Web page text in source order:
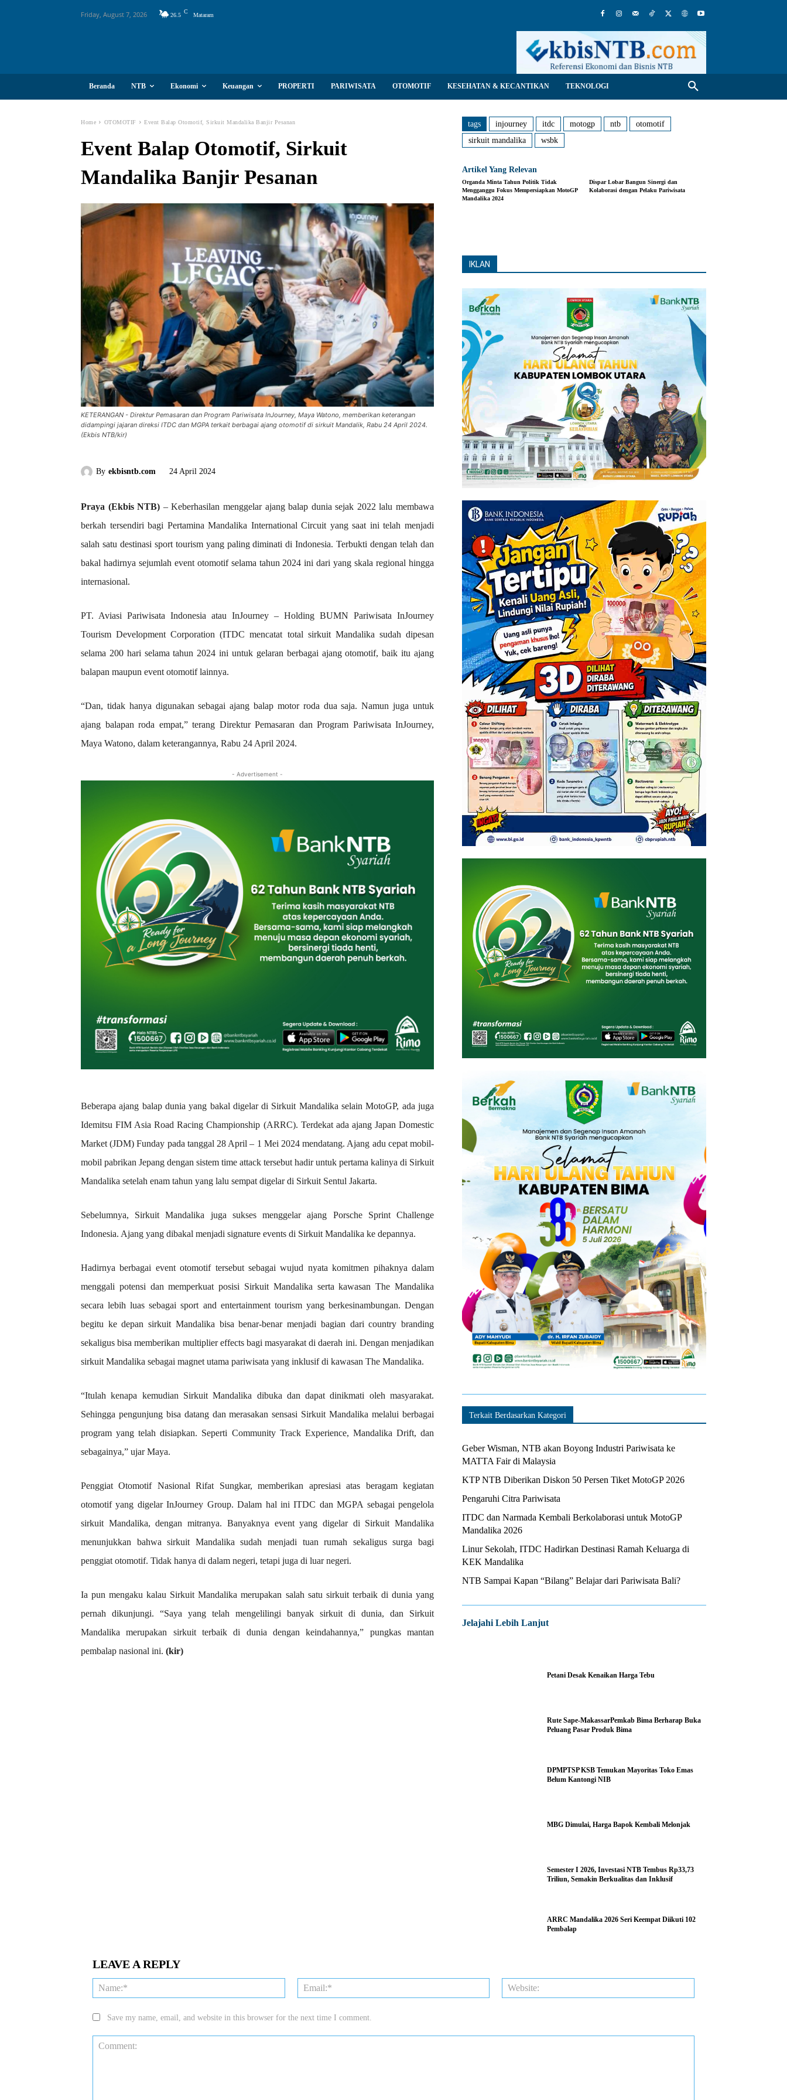
Friday, August 7, 2026 26.5
C
Mataram
Beranda NTB Ekonomi Keuangan PROPERTI PARIWISATA OTOMOTIF KESEHATAN & KECANTIKAN TEKNOLOGI
Home OTOMOTIF Event Balap Otomotif, Sirkuit Mandalika Banjir Pesanan
Event Balap Otomotif, Sirkuit
Mandalika Banjir Pesanan
KETERANGAN - Direktur Pemasaran dan Program Pariwisata InJourney, Maya Watono, memberikan keterangan
didampingi jajaran direksi ITDC dan MGPA terkait berbagai ajang otomotif di sirkuit Mandalik, Rabu 24 April 2024.
(Ekbis NTB/kir)
By ekbisntb.com 24 April 2024
Praya (Ekbis NTB) – Keberhasilan menggelar ajang balap dunia sejak 2022 lalu membawa
berkah tersendiri bagi Pertamina Mandalika International Circuit yang saat ini telah menjadi
salah satu destinasi sport tourism yang paling diminati di Indonesia. Terbukti dengan telah dan
bakal hadirnya sejumlah event otomotif selama tahun 2024 ini dari yang skala regional hingga
internasional.
PT. Aviasi Pariwisata Indonesia atau InJourney – Holding BUMN Pariwisata InJourney
Tourism Development Corporation (ITDC mencatat total sirkuit Mandalika sudah dipesan
selama 200 hari selama tahun 2024 ini untuk gelaran berbagai ajang otomotif, baik itu ajang
balapan maupun event otomotif lainnya.
“Dan, tidak hanya digunakan sebagai ajang balap motor roda dua saja. Namun juga untuk
ajang balapan roda empat,” terang Direktur Pemasaran dan Program Pariwisata InJourney,
Maya Watono, dalam keterangannya, Rabu 24 April 2024.
- Advertisement -
Beberapa ajang balap dunia yang bakal digelar di Sirkuit Mandalika selain MotoGP, ada juga
Idemitsu FIM Asia Road Racing Championship (ARRC). Terdekat ada ajang Japan Domestic
Market (JDM) Funday pada tanggal 28 April – 1 Mei 2024 mendatang. Ajang adu cepat mobil-
mobil pabrikan Jepang dengan sistem time attack tersebut hadir untuk pertama kalinya di Sirkuit
Mandalika setelah enam tahun yang lalu sempat digelar di Sirkuit Sentul Jakarta.
Sebelumnya, Sirkuit Mandalika juga sukses menggelar ajang Porsche Sprint Challenge
Indonesia. Ajang yang dibakal menjadi signature events di Sirkuit Mandalika ke depannya.
Hadirnya berbagai event otomotif tersebut sebagai wujud nyata komitmen pihaknya dalam
menggali potensi dan memperkuat posisi Sirkuit Mandalika serta kawasan The Mandalika
secara lebih luas sebagai sport and entertainment tourism yang berkesinambungan. Dengan
begitu ke depan sirkuit Mandalika bisa benar-benar menjadi bagian dari country branding
sekaligus bisa memberikan multiplier effects bagi masyarakat di daerah ini. Dengan menjadikan
sirkuit Mandalika sebagai magnet utama pariwisata yang inklusif di kawasan The Mandalika.
“Itulah kenapa kemudian Sirkuit Mandalika dibuka dan dapat dinikmati oleh masyarakat.
Sehingga pengunjung bisa datang dan merasakan sensasi Sirkuit Mandalika melalui berbagai
program yang telah disiapkan. Seperti Community Track Experience, Mandalika Drift, dan
sebagainya,” ujar Maya.
Penggiat Otomotif Nasional Rifat Sungkar, memberikan apresiasi atas beragam kegiatan
otomotif yang digelar InJourney Group. Dalam hal ini ITDC dan MGPA sebagai pengelola
sirkuit Mandalika, dengan mitranya. Banyaknya event yang digelar di Sirkuit Mandalika
menunjukkan bahwa sirkuit Mandalika sudah menjadi tuan rumah sekaligus surga bagi
penggiat otomotif. Tidak hanya di dalam negeri, tetapi juga di luar negeri.
Ia pun mengaku kalau Sirkuit Mandalika merupakan salah satu sirkuit terbaik di dunia yang
pernah dikunjungi. “Saya yang telah mengelilingi banyak sirkuit di dunia, dan Sirkuit
Mandalika merupakan sirkuit terbaik di dunia dengan keindahannya,” pungkas mantan
pembalap nasional ini. (kir)
tags injourney itdc motogp ntb
otomotif
sirkuit mandalika
wsbk
Artikel Yang Relevan
Organda Minta Tahun Politik Tidak
Mengganggu Fokus Mempersiapkan MotoGP
Mandalika 2024
Dispar Lobar Bangun Sinergi dan
Kolaborasi dengan Pelaku Pariwisata
IKLAN
Terkait Berdasarkan Kategori
Geber Wisman, NTB akan Boyong Industri Pariwisata ke
MATTA Fair di Malaysia
KTP NTB Diberikan Diskon 50 Persen Tiket MotoGP 2026
Pengaruhi Citra Pariwisata
ITDC dan Narmada Kembali Berkolaborasi untuk MotoGP
Mandalika 2026
Linur Sekolah, ITDC Hadirkan Destinasi Ramah Keluarga di
KEK Mandalika
NTB Sampai Kapan “Bilang” Belajar dari Pariwisata Bali?
Jelajahi Lebih Lanjut
Petani Desak Kenaikan Harga Tebu
Rute Sape-MakassarPemkab Bima Berharap Buka
Peluang Pasar Produk Bima
DPMPTSP KSB Temukan Mayoritas Toko Emas
Belum Kantongi NIB
MBG Dimulai, Harga Bapok Kembali Melonjak
Semester I 2026, Investasi NTB Tembus Rp33,73
Triliun, Semakin Berkualitas dan Inklusif
ARRC Mandalika 2026 Seri Keempat Diikuti 102
Pembalap
LEAVE A REPLY
Name:* Email:*
Save my name, email, and website in this browser for the next time I comment.